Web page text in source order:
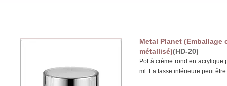
Metal Planet
métallisé)(HD-20)
Pot à crème rond en
ml. La tasse intérieure peut